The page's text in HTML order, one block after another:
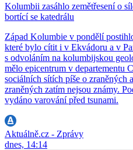
Kolumbii zasáhlo zemětřesení o
bortící se katedrálu
Západ Kolumbie v pondělí
které bylo cítit i v Ekvádoru a v
s odvoláním na kolumbijskou
mělo epicentrum v departementu
sociálních sítích píše o zraněných
zraněných zatím nejsou známy.
vydáno varování před tsunami.
Aktuálně.cz - Zprávy
dnes, 14:14